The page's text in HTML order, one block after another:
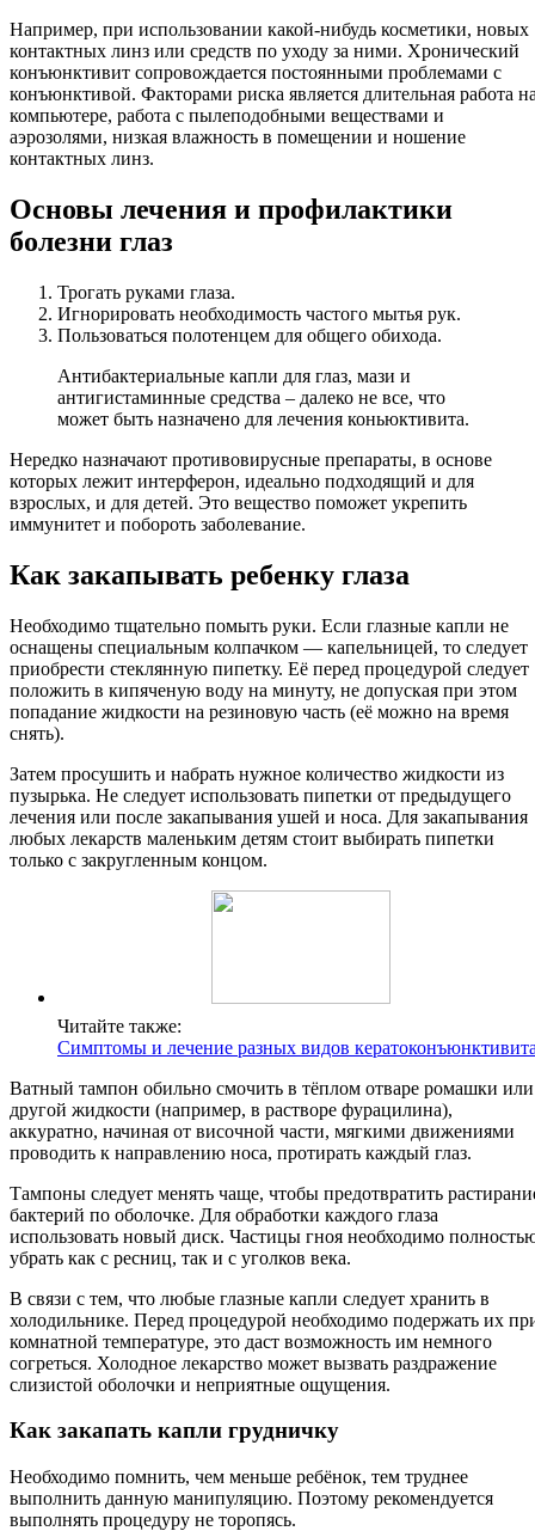
Например, при использовании какой-нибудь косметики, новых
контактных линз или средств по уходу за ними. Хронический
конъюнктивит сопровождается постоянными проблемами с
конъюнктивой. Факторами риска является длительная работа
компьютере, работа с пылеподобными веществами и
аэрозолями, низкая влажность в помещении и ношение
контактных линз.
Основы лечения и профилактики
болезни глаз
Трогать руками глаза.
Игнорировать необходимость частого мытья рук.
Пользоваться полотенцем для общего обихода.
Антибактериальные капли для глаз, мази и
антигистаминные средства – далеко не все, что
может быть назначено для лечения коньюктивита.
Нередко назначают противовирусные препараты, в основе
которых лежит интерферон, идеально подходящий и для
взрослых, и для детей. Это вещество поможет укрепить
иммунитет и побороть заболевание.
Как закапывать ребенку глаза
Необходимо тщательно помыть руки. Если глазные капли не
оснащены специальным колпачком — капельницей, то следует
приобрести стеклянную пипетку. Её перед процедурой следует
положить в кипяченую воду на минуту, не допуская при этом
попадание жидкости на резиновую часть (её можно на время
снять).
Затем просушить и набрать нужное количество жидкости из
пузырька. Не следует использовать пипетки от предыдущего
лечения или после закапывания ушей и носа. Для закапывания
любых лекарств маленьким детям стоит выбирать пипетки
только с закругленным концом.
Читайте также:
Симптомы и лечение разных видов
Ватный тампон обильно смочить в тёплом отваре ромашки или
другой жидкости (например, в растворе фурацилина),
аккуратно, начиная от височной части, мягкими движениями
проводить к направлению носа, протирать каждый глаз.
Тампоны следует менять чаще, чтобы предотвратить
бактерий по оболочке. Для обработки каждого глаза
использовать новый диск. Частицы гноя необходимо
убрать как с ресниц, так и с уголков века.
В связи с тем, что любые глазные капли следует хранить в
холодильнике. Перед процедурой необходимо подержать их
комнатной температуре, это даст возможность им немного
согреться. Холодное лекарство может вызвать раздражение
слизистой оболочки и неприятные ощущения.
Как закапать капли грудничку
Необходимо помнить, чем меньше ребёнок, тем труднее
выполнить данную манипуляцию. Поэтому рекомендуется
выполнять процедуру не торопясь.